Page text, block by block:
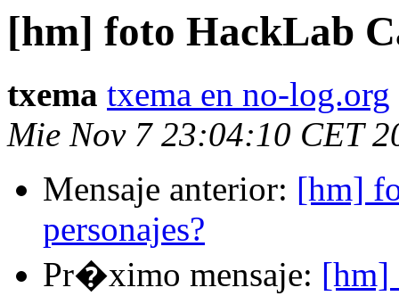
[hm] foto HackLab
txema txema en no-log.org
Mie Nov 7 23:04:10 CET
Mensaje anterior: [hm]
personajes?
Pr�ximo mensaje: [hm]